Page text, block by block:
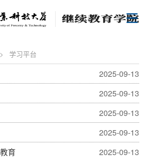
学习平台
2025-09-13
2025-09-13
2025-09-13
2025-09-13
2025-09-13
育